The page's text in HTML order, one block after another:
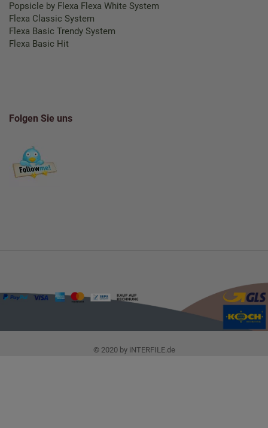
Popsicle by Flexa Flexa White System
Flexa Classic System
Flexa Basic Trendy System
Flexa Basic Hit
Folgen Sie uns
© 2020 by iNTERFILE.de